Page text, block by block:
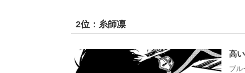
2位：糸師凛
高
ブル